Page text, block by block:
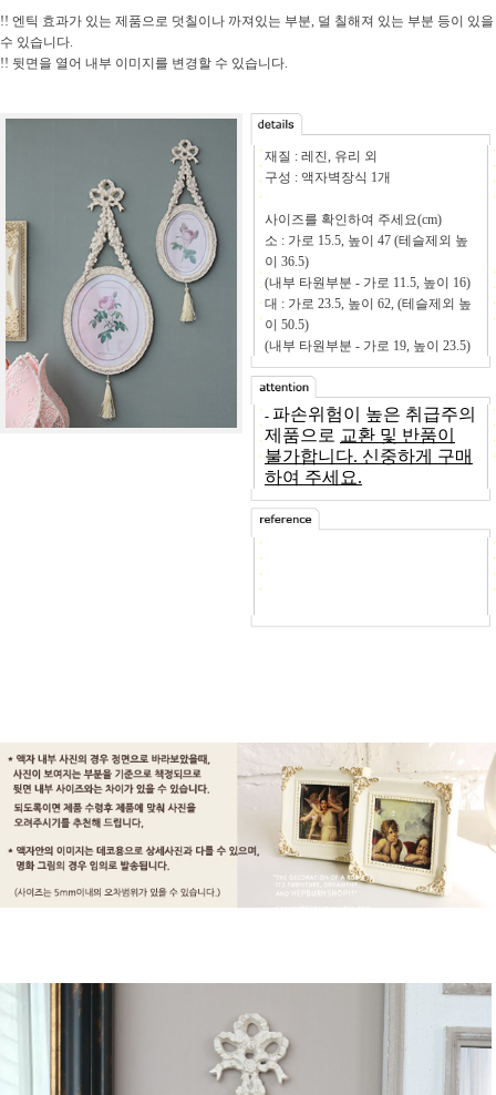
!! 엔틱 효과가 있는 제품으로 덧칠이나 까져있는 부분, 덜 칠해져 있는 부분 등이 있을
수 있습니다.
!! 뒷면을 열어 내부 이미지를 변경할 수 있습니다.
재질 : 레진, 유리 외
구성 : 액자벽장식 1개
사이즈를 확인하여 주세요(cm)
소 : 가로 15.5, 높이 47 (테슬제외 높
이 36.5)
(내부 타원부분 - 가로 11.5, 높이 16)
대 : 가로 23.5, 높이 62, (테슬제외 높
이 50.5)
(내부 타원부분 - 가로 19, 높이 23.5)
- 파손위험이 높은 취급주의
제품으로 교환 및 반품이
불가합니다. 신중하게 구매
하여 주세요.